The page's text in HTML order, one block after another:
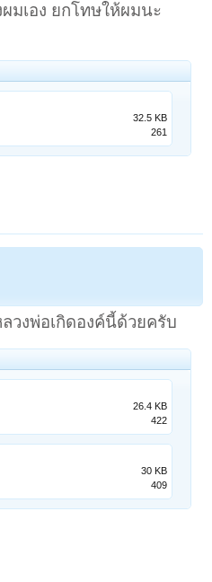
มเอง ยกโทษให้ผมนะ
32.5 KB
261
วงพ่อเกิดองค์นี้ด้วยครับ
26.4 KB
422
30 KB
409